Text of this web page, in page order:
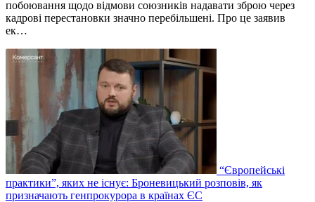
побоювання щодо відмови союзників надавати зброю через
кадрові перестановки значно перебільшені. Про це заявив
ек…
“Європейські
практики”, яких не існує: Броневицький розповів, як
призначають генпрокурора в країнах ЄС